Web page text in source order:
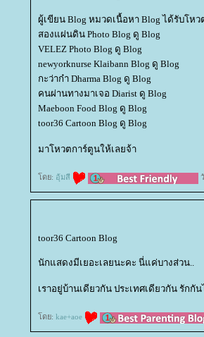
ผู้เขียน Blog หมวดเนื้อหา Blog ได้รับโหว
สองแผ่นดิน Photo Blog ดู Blog
VELEZ Photo Blog ดู Blog
newyorknurse Klaibann Blog ดู Blog
กะว่าก๋า Dharma Blog ดู Blog
คนผ่านทางมาเจอ Diarist ดู Blog
Maeboon Food Blog ดู Blog
toor36 Cartoon Blog ดู Blog
มาโหวตการ์ตูนให้เลยจ้า
ดย: อุ้มสี
toor36 Cartoon Blog
นักแสดงมีเยอะเลยนะคะ นี่แค่บางส่วน..
เราอยู่บ้านเดียวกัน ประเทศเดียวกัน รักกัน
ดย: kae+aoe